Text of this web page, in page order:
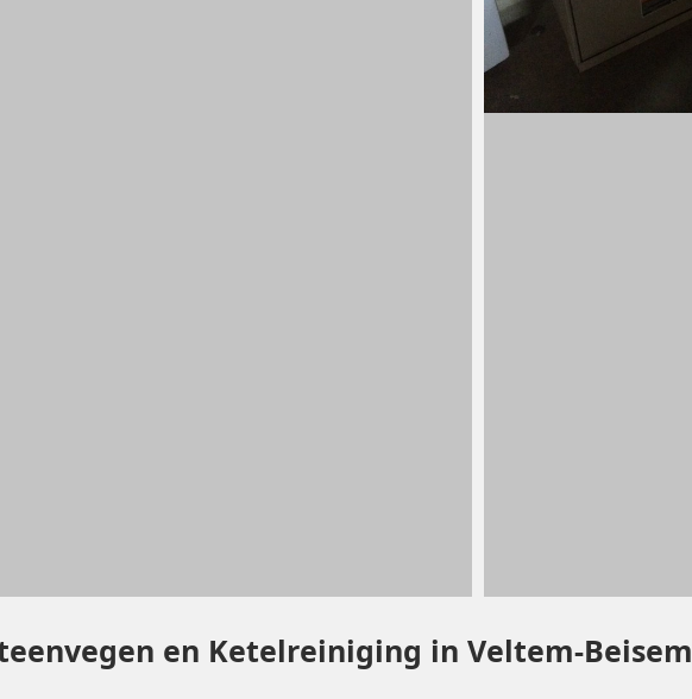
en Ketelreiniging in Veltem-Beisem